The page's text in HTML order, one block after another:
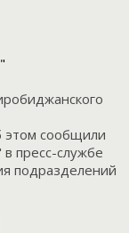
этом сообщили
пресс-службе
подразделений